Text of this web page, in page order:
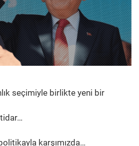
seçimiyle birlikte yeni bir
karşımızda…